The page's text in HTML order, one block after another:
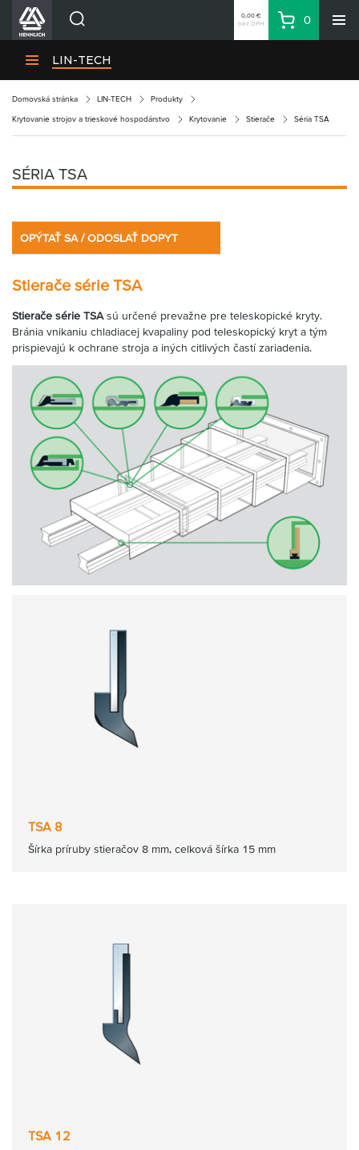
Divízie HENNLICH
Kariéra
O firme
Kontakty
Prihlásenie
Partner Zone
0,00 €
bez DPH
Košík
0
LIN-TECH
Domovská stránka LIN-TECH Produkty
Krytovanie strojov a trieskové hospodárstvo Krytovanie Stierače Séria TSA
SÉRIA TSA
OPÝTAŤ SA / ODOSLAŤ DOPYT
Stierače série TSA
Stierače série TSAsú určené prevažne pre teleskopické kryty.
Bránia vnikaniu chladiacej kvapaliny pod teleskopický kryt a tým
prispievajú k ochrane stroja a iných citlivých častí zariadenia.
TSA 8
Šírka príruby stieračov 8 mm, celková šírka 15 mm
TSA 12